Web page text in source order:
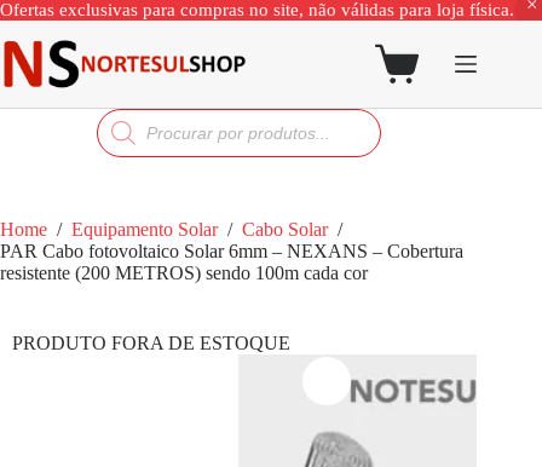
Ofertas exclusivas para compras no site, não válidas para loja física.
Home / Equipamento Solar / Cabo Solar /
PAR Cabo fotovoltaico Solar 6mm – NEXANS – Cobertura
resistente (200 METROS) sendo 100m cada cor
PRODUTO FORA DE ESTOQUE